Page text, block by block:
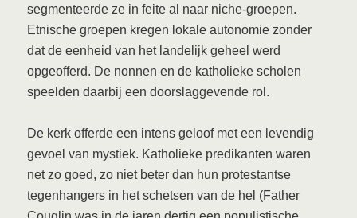
segmenteerde ze in feite al naar niche-groepen.
Etnische groepen kregen lokale autonomie zonder
dat de eenheid van het landelijk geheel werd
opgeofferd. De nonnen en de katholieke scholen
speelden daarbij een doorslaggevende rol.
De kerk offerde een intens geloof met een levendig
gevoel van mystiek. Katholieke predikanten waren
net zo goed, zo niet beter dan hun protestantse
tegenhangers in het schetsen van de hel (Father